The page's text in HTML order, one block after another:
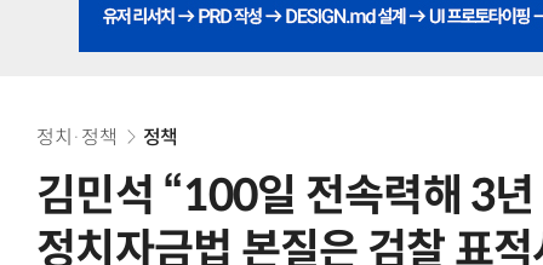
정치·정책 정책
김민석 “100일 전속력해 3
정치자금법 본질은 검찰 표